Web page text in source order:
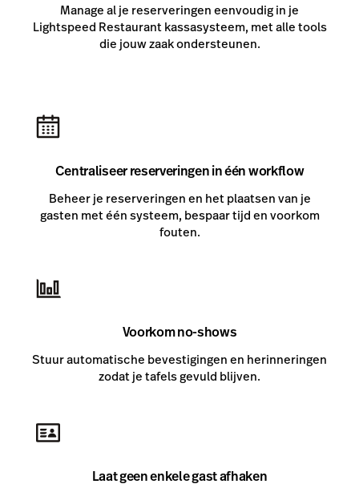
Manage al je reserveringen eenvoudig in je
Lightspeed Restaurant kassasysteem, met alle tools
die jouw zaak ondersteunen.
Centraliseer reserveringen in één workflow
Beheer je reserveringen en het plaatsen van je
gasten met één systeem, bespaar tijd en voorkom
fouten.
Voorkom no-shows
Stuur automatische bevestigingen en herinneringen
zodat je tafels gevuld blijven.
Laat geen enkele gast afhaken